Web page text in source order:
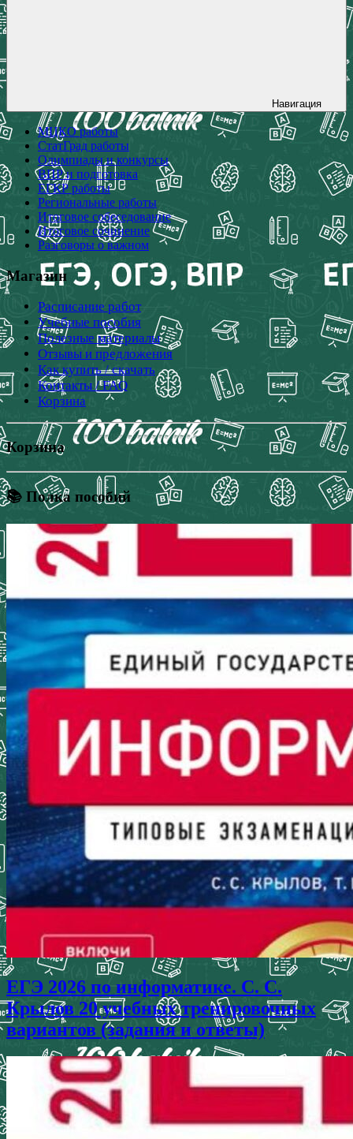
Навигация
МЦКО работы
СтатГрад работы
Олимпиады и конкурсы
ВПР и подготовка
ЕГКР работы
Региональные работы
Итоговое собеседование
Итоговое сочинение
Разговоры о важном
Магазин
Расписание работ
Учебные пособия
Полезные материалы
Отзывы и предложения
Как купить / скачать
Контакты / FAQ
Корзина
Корзина
📚 Полка пособий
ЕГЭ 2026 по информатике. С. С.
Крылов 20 учебных тренировочных
вариантов (задания и ответы)